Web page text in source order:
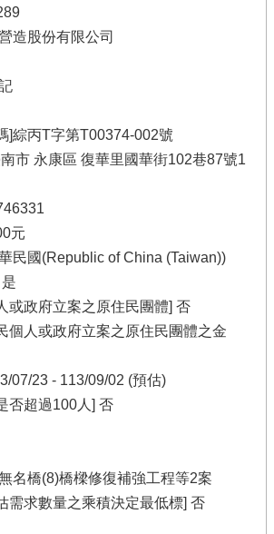
造股份有限公司
]綜丙T字第T00374-002號
市 永康區 復華里國華街102巷87號1
元
民國(Republic of China (Taiwan))
或政府立案之原住民團體] 否
個人或政府立案之原住民團體之金
07/23 - 113/09/02 (預估)
否超過100人] 否
名橋(8)橋樑修復補強工程等2案
需求數量之乘積決定最低標] 否